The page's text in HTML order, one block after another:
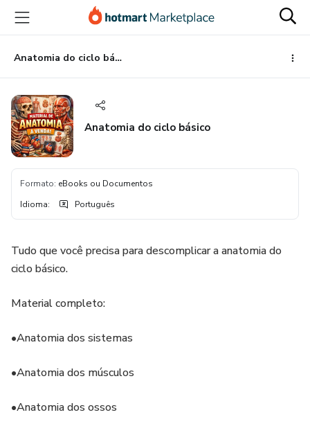
para
conteúdo
principal
para
pagamento
para
rodapé
Anatomia do ciclo básico
Anatomia do ciclo básico
Formato: eBooks ou Documentos
Idioma: Português
Tudo que você precisa para descomplicar a anatomia do
ciclo básico.
Material completo:
•Anatomia dos sistemas
•Anatomia dos músculos
•Anatomia dos ossos